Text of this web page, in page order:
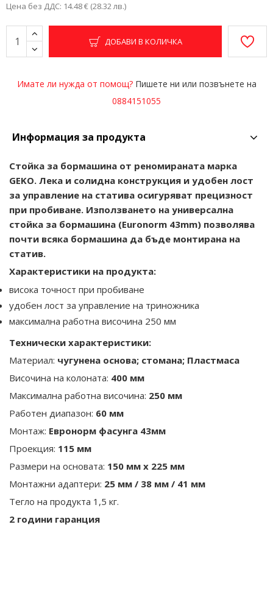
Цена без ДДС: 14.48 € (28.32 лв.)
ДОБАВИ В КОЛИЧКА
Имате ли нужда от помощ?Пишете ни или позвънете на
0884151055
Информация за продукта
Стойка за бормашина от реномираната марка
GEKO. Лека и солидна конструкция и удобен лост
за управление на статива осигуряват прецизност
при пробиване. Използването на универсална
стойка за бормашина (Euronorm 43mm) позволява
почти всяка бормашина да бъде монтирана на
статив.
Характеристики на продукта:
висока точност при пробиване
удобен лост за управление на триножника
максимална работна височина 250 мм
Технически характеристики:
Материал: чугунена основа; стомана; Пластмаса
Височина на колоната: 400 мм
Максимална работна височина: 250 мм
Работен диапазон: 60 мм
Монтаж: Евронорм фасунга 43мм
Проекция: 115 мм
Размери на основата: 150 мм х 225 мм
Монтажни адаптери: 25 мм / 38 мм / 41 мм
Тегло на продукта 1,5 кг.
2 години гаранция